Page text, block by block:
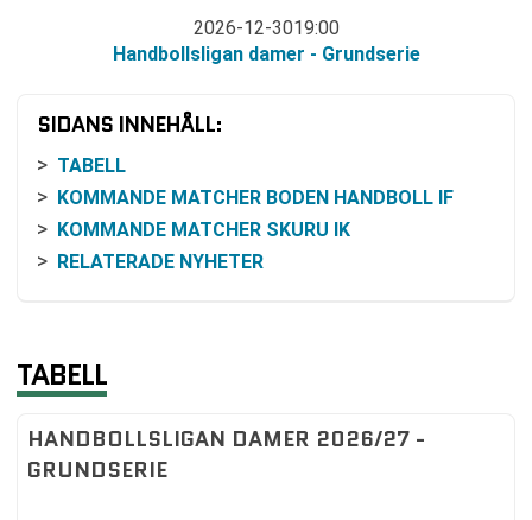
2026-12-3019:00
Handbollsligan damer - Grundserie
SIDANS INNEHÅLL:
TABELL
KOMMANDE MATCHER BODEN HANDBOLL IF
KOMMANDE MATCHER SKURU IK
RELATERADE NYHETER
TABELL
HANDBOLLSLIGAN DAMER 2026/27 -
GRUNDSERIE